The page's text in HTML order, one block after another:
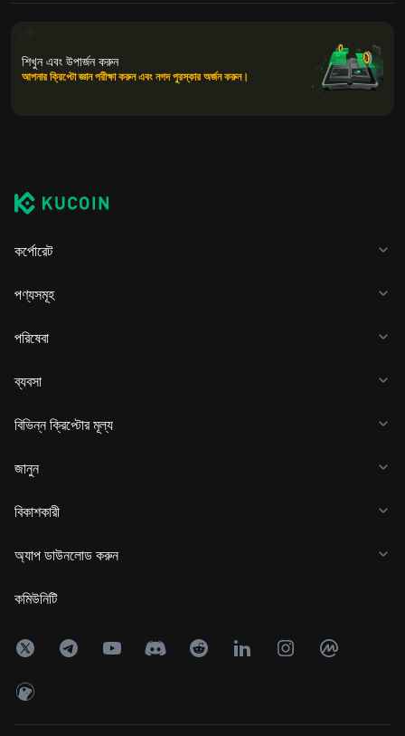
শিখুন এবং উপার্জন করুন
আপনার ক্রিপ্টো জ্ঞান পরীক্ষা করুন এবং নগদ পুরস্কার অর্জন করুন।
কর্পোরেট
পণ্যসমূহ
পরিষেবা
ব্যবসা
বিভিন্ন ক্রিপ্টোর মূল্য
জানুন
বিকাশকারী
অ্যাপ ডাউনলোড করুন
কমিউনিটি